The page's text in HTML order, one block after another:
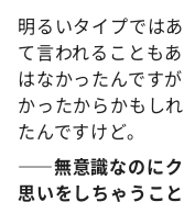
明るいタイプでは
て言われることも
はなかったんです
かったからかもし
たんですけど。
――無意識なのにク
思いをしちゃうこ